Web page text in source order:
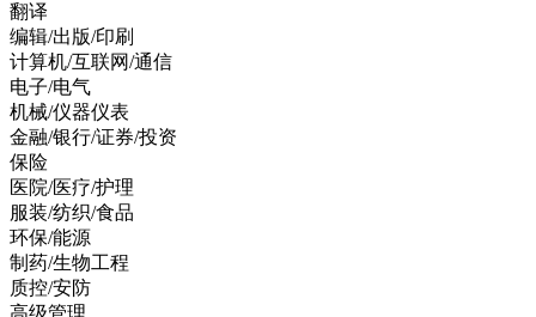
翻译
编辑/出版/印刷
计算机/互联网/通信
电子/电气
机械/仪器仪表
金融/银行/证券/投资
保险
医院/医疗/护理
服装/纺织/食品
环保/能源
制药/生物工程
质控/安防
高级管理